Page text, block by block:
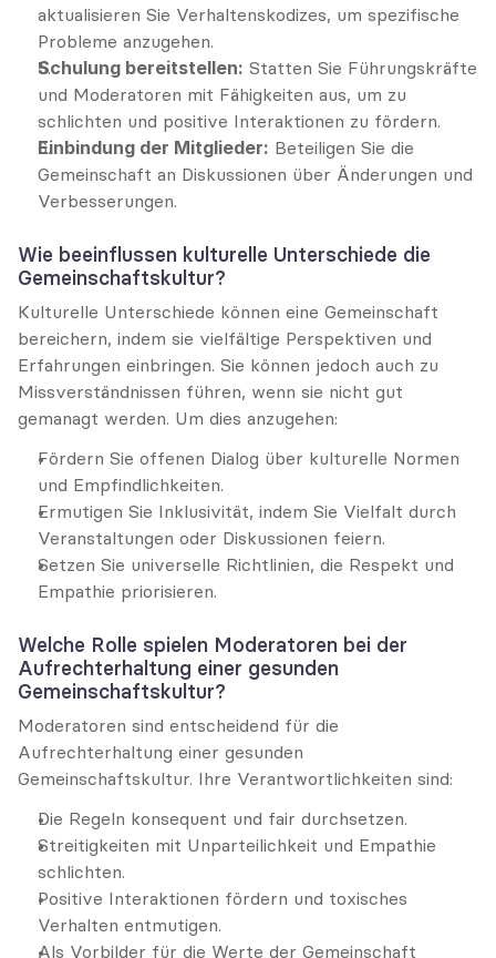
aktualisieren Sie Verhaltenskodizes, um spezifische
Probleme anzugehen.
Schulung bereitstellen: Statten Sie Führungskräfte
und Moderatoren mit Fähigkeiten aus, um zu
schlichten und positive Interaktionen zu fördern.
Einbindung der Mitglieder: Beteiligen Sie die
Gemeinschaft an Diskussionen über Änderungen und
Verbesserungen.
Wie beeinflussen kulturelle Unterschiede die
Gemeinschaftskultur?
Kulturelle Unterschiede können eine Gemeinschaft
bereichern, indem sie vielfältige Perspektiven und
Erfahrungen einbringen. Sie können jedoch auch zu
Missverständnissen führen, wenn sie nicht gut
gemanagt werden. Um dies anzugehen:
Fördern Sie offenen Dialog über kulturelle Normen
und Empfindlichkeiten.
Ermutigen Sie Inklusivität, indem Sie Vielfalt durch
Veranstaltungen oder Diskussionen feiern.
Setzen Sie universelle Richtlinien, die Respekt und
Empathie priorisieren.
Welche Rolle spielen Moderatoren bei der
Aufrechterhaltung einer gesunden
Gemeinschaftskultur?
Moderatoren sind entscheidend für die
Aufrechterhaltung einer gesunden
Gemeinschaftskultur. Ihre Verantwortlichkeiten sind:
Die Regeln konsequent und fair durchsetzen.
Streitigkeiten mit Unparteilichkeit und Empathie
schlichten.
Positive Interaktionen fördern und toxisches
Verhalten entmutigen.
Als Vorbilder für die Werte der Gemeinschaft